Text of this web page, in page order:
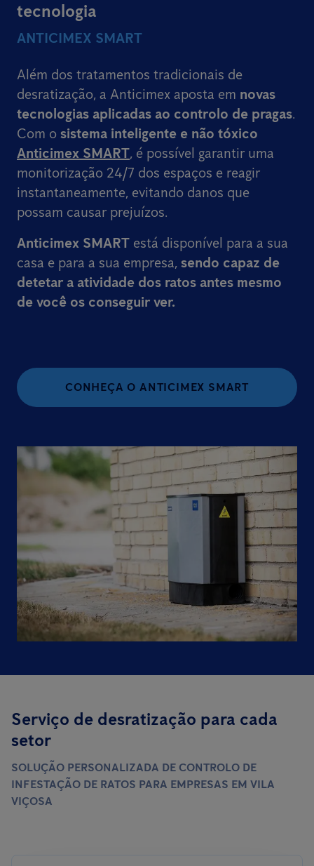
tecnologia
ANTICIMEX SMART
Além dos tratamentos tradicionais de
desratização, a Anticimex aposta em novas
tecnologias aplicadas ao controlo de pragas.
Com o sistema inteligente e não tóxico
Anticimex SMART, é possível garantir uma
monitorização 24/7 dos espaços e reagir
instantaneamente, evitando danos que
possam causar prejuízos.
Anticimex SMART está disponível para a sua
casa e para a sua empresa, sendo capaz de
detetar a atividade dos ratos antes mesmo
de você os conseguir ver.
CONHEÇA O ANTICIMEX SMART
Serviço de desratização para cada
setor
SOLUÇÃO PERSONALIZADA DE CONTROLO DE
INFESTAÇÃO DE RATOS PARA EMPRESAS EM VILA
VIÇOSA